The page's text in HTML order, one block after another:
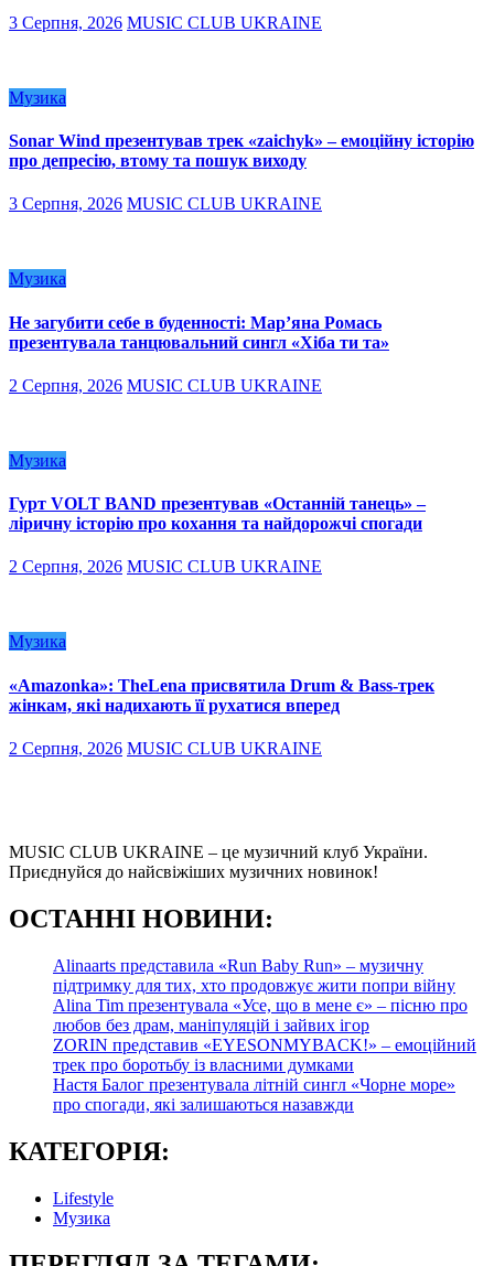
3 Серпня, 2026 MUSIC CLUB UKRAINE
Музика
Sonar Wind презентував трек «zaichyk» – емоційну історію
про депресію, втому та пошук виходу
3 Серпня, 2026 MUSIC CLUB UKRAINE
Музика
Не загубити себе в буденності: Мар’яна Ромась
презентувала танцювальний сингл «Хіба ти та»
2 Серпня, 2026 MUSIC CLUB UKRAINE
Музика
Гурт VOLT BAND презентував «Останній танець» –
ліричну історію про кохання та найдорожчі спогади
2 Серпня, 2026 MUSIC CLUB UKRAINE
Музика
«Amazonka»: TheLena присвятила Drum & Bass-трек
жінкам, які надихають її рухатися вперед
2 Серпня, 2026 MUSIC CLUB UKRAINE
MUSIC CLUB UKRAINE – це музичний клуб України.
Приєднуйся до найсвіжіших музичних новинок!
ОСТАННІ НОВИНИ:
Alinaarts представила «Run Baby Run» – музичну
підтримку для тих, хто продовжує жити попри війну
Alina Tim презентувала «Усе, що в мене є» – пісню про
любов без драм, маніпуляцій і зайвих ігор
ZORIN представив «EYESONMYBACK!» – емоційний
трек про боротьбу із власними думками
Настя Балог презентувала літній сингл «Чорне море»
про спогади, які залишаються назавжди
КАТЕГОРІЯ:
Lifestyle
Музика